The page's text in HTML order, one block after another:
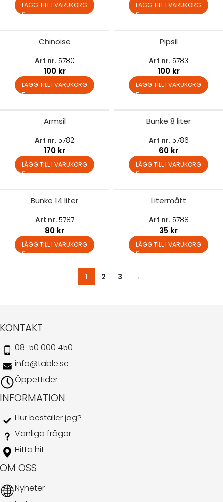
LÄGG TILL I VARUKORG LÄGG TILL I VARUKORG
Chinoise
Art nr. 5780
100 kr
LÄGG TILL I VARUKORG
Pipsil
Art nr. 5783
100 kr
LÄGG TILL I VARUKORG
Armsil
Art nr. 5782
170 kr
LÄGG TILL I VARUKORG
Bunke 8 liter
Art nr. 5786
60 kr
LÄGG TILL I VARUKORG
Bunke 14 liter
Art nr. 5787
80 kr
LÄGG TILL I VARUKORG
Litermått
Art nr. 5788
35 kr
LÄGG TILL I VARUKORG
1 2 3 →
KONTAKT
08-50 000 450
info@table.se
Öppettider
INFORMATION
Hur beställer jag?
Vanliga frågor
Hitta hit
OM OSS
Nyheter